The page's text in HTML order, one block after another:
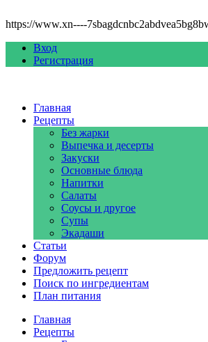
https://www.xn----
Вход
Регистрация
Главная
Рецепты
Без жарки
Выпечка и десерты
Закуски
Основные блюда
Напитки
Салаты
Соусы и другое
Супы
Экадаши
Статьи
Форум
Предложить рецепт
Поиск по ингредиентам
План питания
Главная
Рецепты